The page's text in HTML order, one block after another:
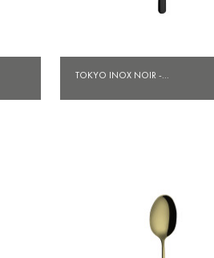
Aperçu rapide
TOKYO INOX NOIR -...